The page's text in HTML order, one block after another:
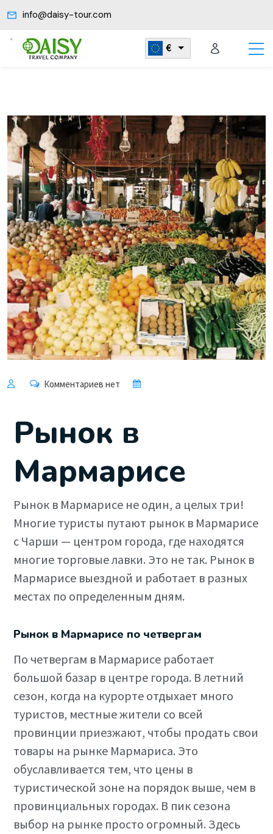
info@daisy-tour.com
€
Комментариев нет
Рынок в
Мармарисе
Рынок в Мармарисе не один, а целых три!
Многие туристы путают рынок в Мармарисе
с Чарши — центром города, где находятся
многие торговые лавки. Это не так. Рынок в
Мармарисе выездной и работает в разных
местах по определенным дням.
Рынок в Мармарисе по четвергам
По четвергам в Мармарисе работает
большой базар в центре города. В летний
сезон, когда на курорте отдыхает много
туристов, местные жители со всей
провинции приезжают, чтобы продать свои
товары на рынке Мармариса. Это
обуславливается тем, что цены в
туристической зоне на порядок выше, чем в
провинциальных городах. В пик сезона
выбор на рынке просто огромный. Здесь